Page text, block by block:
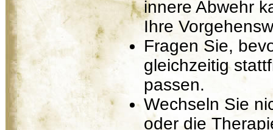
innere Abwehr
Ihre
Fragen Sie,
gleichzeitig
passen.
Wechseln Sie
oder die